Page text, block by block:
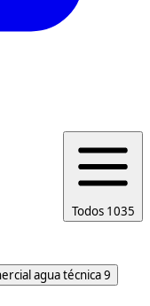
Todos 1035
agua técnica9